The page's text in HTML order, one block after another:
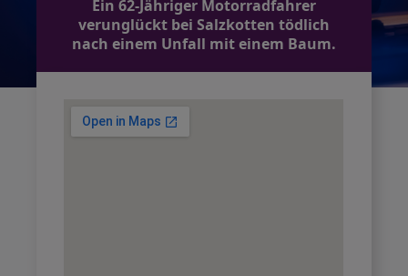
Ein 62-Jähriger Motorradfahrer
verunglückt bei Salzkotten tödlich
nach einem Unfall mit einem Baum.